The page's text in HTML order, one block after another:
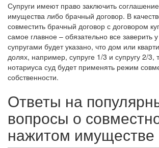
Супруги имеют право заключить
имущества либо брачный договор. В
совместить брачный договор с договором
самое главное – обязательно все заверить
супругами будет указано, что дом или
долях, например, супруге 1/3 и супругу 2/3,
нотариуса суд будет применять режим
собственности.
Ответы на
вопросы о
нажитом имуществе